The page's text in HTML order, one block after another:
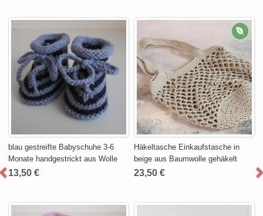
blau gestreifte Babyschuhe 3-6
Monate handgestrickt aus Wolle
13,50 €
Häkeltasche Einkaufstasche in
beige aus Baumwolle gehäkelt
23,50 €